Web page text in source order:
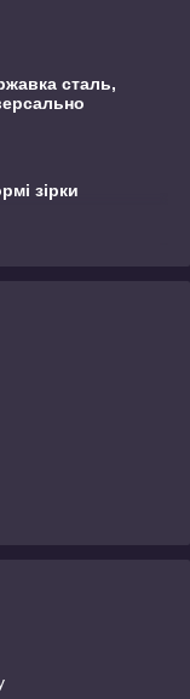
сталь,
зірки